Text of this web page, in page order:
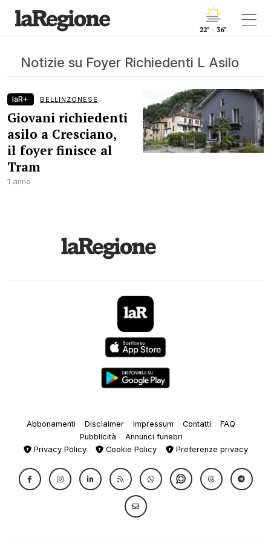
22° - 36°
Notizie su Foyer Richiedenti L Asilo
laR+ BELLINZONESE
Giovani richiedenti
asilo a Cresciano,
il foyer finisce al
Tram
1 anno
Abbonamenti Disclaimer Impressum Contatti
FAQ
Pubblicità
Annunci funebri
Privacy Policy
Cookie Policy Preferenze privacy